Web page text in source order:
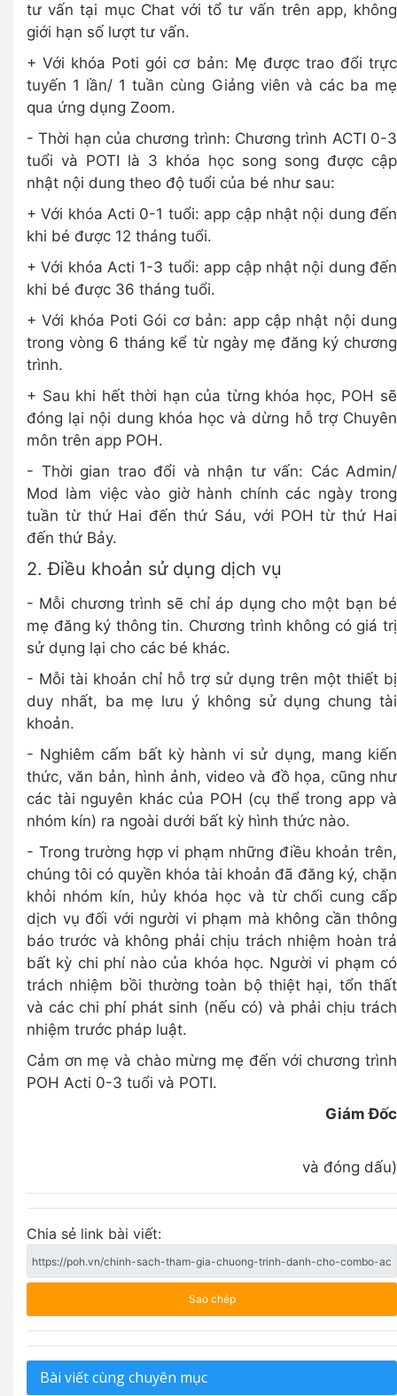
tư vấn tại mục Chat với tổ tư vấn trên app, không
giới hạn số lượt tư vấn.
+ Với khóa Poti gói cơ bản: Mẹ được trao đổi trực
tuyến 1 lần/ 1 tuần cùng Giảng viên và các ba mẹ
qua ứng dụng Zoom.
- Thời hạn của chương trình: Chương trình ACTI 0-3
tuổi và POTI là 3 khóa học song song được cập
nhật nội dung theo độ tuổi của bé như sau:
+ Với khóa Acti 0-1 tuổi: app cập nhật nội dung đến
khi bé được 12 tháng tuổi.
+ Với khóa Acti 1-3 tuổi: app cập nhật nội dung đến
khi bé được 36 tháng tuổi.
+ Với khóa Poti Gói cơ bản: app cập nhật nội dung
trong vòng 6 tháng kể từ ngày mẹ đăng ký chương
trình.
+ Sau khi hết thời hạn của từng khóa học, POH sẽ
đóng lại nội dung khóa học và dừng hỗ trợ Chuyên
môn trên app POH.
- Thời gian trao đổi và nhận tư vấn: Các Admin/
Mod làm việc vào giờ hành chính các ngày trong
tuần từ thứ Hai đến thứ Sáu, với POH từ thứ Hai
đến thứ Bảy.
2. Điều khoản sử dụng dịch vụ
- Mỗi chương trình sẽ chỉ áp dụng cho một bạn bé
mẹ đăng ký thông tin. Chương trình không có giá trị
sử dụng lại cho các bé khác.
- Mỗi tài khoản chỉ hỗ trợ sử dụng trên một thiết bị
duy nhất, ba mẹ lưu ý không sử dụng chung tài
khoản.
- Nghiêm cấm bất kỳ hành vi sử dụng, mang kiến
thức, văn bản, hình ảnh, video và đồ họa, cũng như
các tài nguyên khác của POH (cụ thể trong app và
nhóm kín) ra ngoài dưới bất kỳ hình thức nào.
- Trong trường hợp vi phạm những điều khoản trên,
chúng tôi có quyền khóa tài khoản đã đăng ký, chặn
khỏi nhóm kín, hủy khóa học và từ chối cung cấp
dịch vụ đối với người vi phạm mà không cần thông
báo trước và không phải chịu trách nhiệm hoàn trả
bất kỳ chi phí nào của khóa học. Người vi phạm có
trách nhiệm bồi thường toàn bộ thiệt hại, tổn thất
và các chi phí phát sinh (nếu có) và phải chịu trách
nhiệm trước pháp luật.
Cảm ơn mẹ và chào mừng mẹ đến với chương trình
POH Acti 0-3 tuổi và POTI.
Giám Đốc
và đóng dấu)
Chia sẻ link bài viết:
Sao chép
Bài viết cùng chuyên mục